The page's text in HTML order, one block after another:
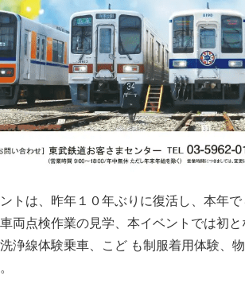
トは、昨年１０年ぶりに復活し、本年
両点検作業の見学、本イベントでは初
浄線体験乗車、こど も制服着用体験、